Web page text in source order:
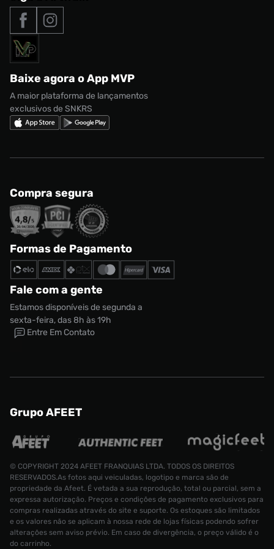
Roupas
Acessórios
Marcas
Nike Air Max
adidas Adi2000
adidas Campus
Nike Shox
Nossas lojas
Termos de uso
Política de privacidade
Regulamento CRM/ CASHBACK
Regulamento Cupom
Tipos de entrega
Formas de Pagamento
Solicite seus dados
Baixe agora o App MVP
A maior plataforma de lançamentos
exclusivos de SNKRS
Compra segura
Formas de Pagamento
Fale com a gente
Estamos disponíveis de segunda a
sexta-feira, das 8h às 19h
Entre Em Contato
Grupo AFEET
© COPYRIGHT 2024 AFEET FRANQUIAS LTDA. TODOS OS DIREITOS
RESERVADOS.As fotos aqui veiculadas, logotipo e marca são de
propriedade da Afeet. É vetada a sua reprodução, total ou parcial, sem a
expressa autorização. Preços e condições de pagamento exclusivos para
compras realizadas através do site e suporte. Os estoques são limitados
e os valores não se aplicam à nossa rede de lojas físicas podendo sofrer
alterações sem aviso prévio. Em caso de divergência, o preço válido é o
do carrinho.